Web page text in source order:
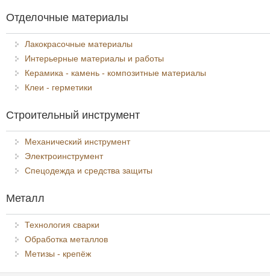
Отделочные материалы
Лакокрасочные материалы
Интерьерные материалы и работы
Керамика - камень - композитные материалы
Клеи - герметики
Строительный инструмент
Механический инструмент
Электроинструмент
Спецодежда и средства защиты
Металл
Технология сварки
Обработка металлов
Метизы - крепёж